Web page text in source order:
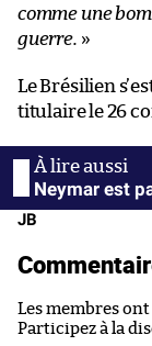
comme une
guerre. »
Le Brésilien
titulaire le 26
Neymar est
JB
Les membres
Participez à la